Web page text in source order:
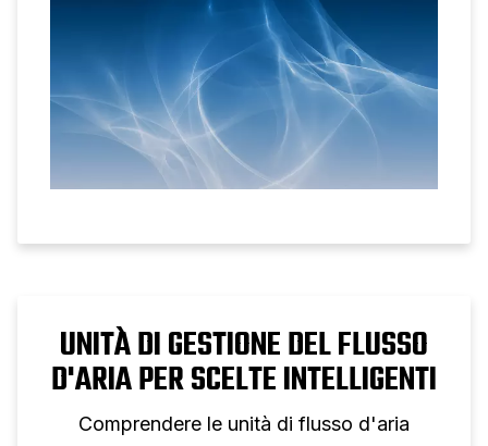
UNITÀ DI GESTIONE DEL FLUSSO
D'ARIA PER SCELTE INTELLIGENTI
Comprendere le unità di flusso d'aria